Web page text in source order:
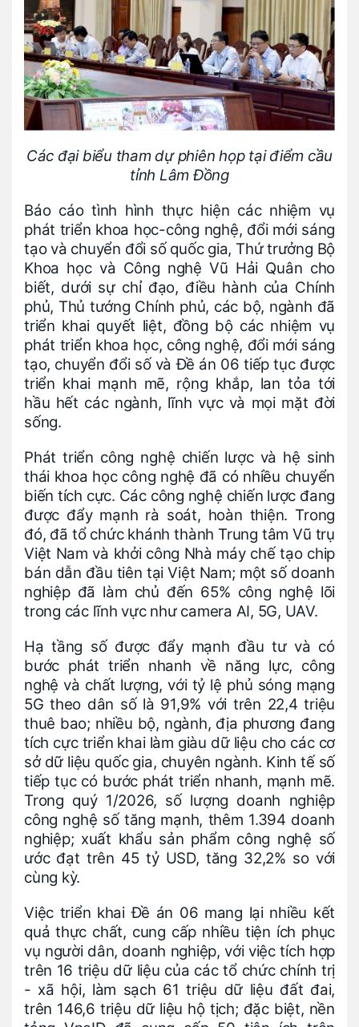
Các đại biểu tham dự phiên họp tại điểm cầu
tỉnh Lâm Đồng
Báo cáo tình hình thực hiện các nhiệm vụ
phát triển khoa học-công nghệ, đổi mới sáng
tạo và chuyển đổi số quốc gia, Thứ trưởng Bộ
Khoa học và Công nghệ Vũ Hải Quân cho
biết, dưới sự chỉ đạo, điều hành của Chính
phủ, Thủ tướng Chính phủ, các bộ, ngành đã
triển khai quyết liệt, đồng bộ các nhiệm vụ
phát triển khoa học, công nghệ, đổi mới sáng
tạo, chuyển đổi số và Đề án 06 tiếp tục được
triển khai mạnh mẽ, rộng khắp, lan tỏa tới
hầu hết các ngành, lĩnh vực và mọi mặt đời
sống.
Phát triển công nghệ chiến lược và hệ sinh
thái khoa học công nghệ đã có nhiều chuyển
biến tích cực. Các công nghệ chiến lược đang
được đẩy mạnh rà soát, hoàn thiện. Trong
đó, đã tổ chức khánh thành Trung tâm Vũ trụ
Việt Nam và khởi công Nhà máy chế tạo chip
bán dẫn đầu tiên tại Việt Nam; một số doanh
nghiệp đã làm chủ đến 65% công nghệ lõi
trong các lĩnh vực như camera AI, 5G, UAV.
Hạ tầng số được đẩy mạnh đầu tư và có
bước phát triển nhanh về năng lực, công
nghệ và chất lượng, với tỷ lệ phủ sóng mạng
5G theo dân số là 91,9% với trên 22,4 triệu
thuê bao; nhiều bộ, ngành, địa phương đang
tích cực triển khai làm giàu dữ liệu cho các cơ
sở dữ liệu quốc gia, chuyên ngành. Kinh tế số
tiếp tục có bước phát triển nhanh, mạnh mẽ.
Trong quý 1/2026, số lượng doanh nghiệp
công nghệ số tăng mạnh, thêm 1.394 doanh
nghiệp; xuất khẩu sản phẩm công nghệ số
ước đạt trên 45 tỷ USD, tăng 32,2% so với
cùng kỳ.
Việc triển khai Đề án 06 mang lại nhiều kết
quả thực chất, cung cấp nhiều tiện ích phục
vụ người dân, doanh nghiệp, với việc tích hợp
trên 16 triệu dữ liệu của các tổ chức chính trị
- xã hội, làm sạch 61 triệu dữ liệu đất đai,
trên 146,6 triệu dữ liệu hộ tịch; đặc biệt, nền